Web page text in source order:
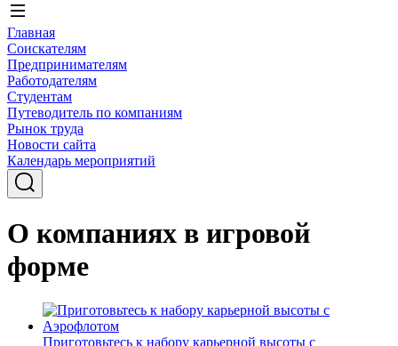
Главная
Соискателям
Предпринимателям
Работодателям
Студентам
Путеводитель по компаниям
Рынок труда
Новости сайта
Календарь мероприятий
О компаниях в игровой
форме
Приготовьтесь к набору карьерной высоты с